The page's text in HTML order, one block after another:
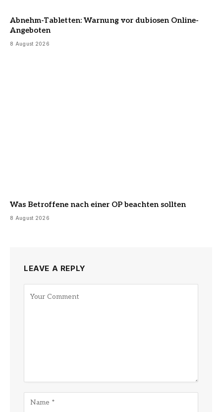
Abnehm-Tabletten: Warnung vor dubiosen Online-
Angeboten
8 August 2026
Was Betroffene nach einer OP beachten sollten
8 August 2026
LEAVE A REPLY